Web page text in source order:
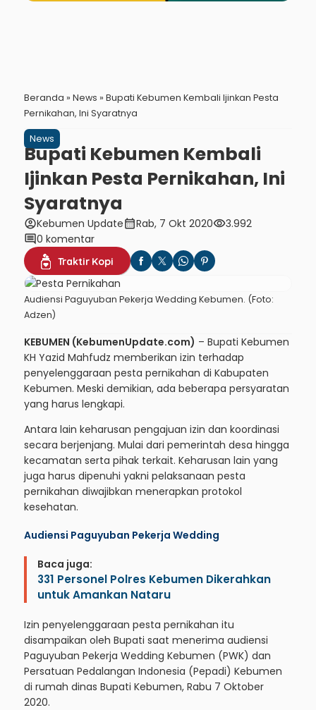
Beranda » News » Bupati Kebumen Kembali Ijinkan Pesta
Pernikahan, Ini Syaratnya
News
Bupati Kebumen Kembali
Ijinkan Pesta Pernikahan, Ini
Syaratnya
account_circleKebumen Updatecalendar_monthRab, 7 Okt 2020visibility3.992
comment0 komentar
Traktir Kopi
Audiensi Paguyuban Pekerja Wedding Kebumen. (Foto:
Adzen)
KEBUMEN (KebumenUpdate.com) – Bupati Kebumen
KH Yazid Mahfudz memberikan izin terhadap
penyelenggaraan pesta pernikahan di Kabupaten
Kebumen. Meski demikian, ada beberapa persyaratan
yang harus lengkapi.
Antara lain keharusan pengajuan izin dan koordinasi
secara berjenjang. Mulai dari pemerintah desa hingga
kecamatan serta pihak terkait. Keharusan lain yang
juga harus dipenuhi yakni pelaksanaan pesta
pernikahan diwajibkan menerapkan protokol
kesehatan.
Audiensi Paguyuban Pekerja Wedding
Baca juga:
331 Personel Polres Kebumen Dikerahkan
untuk Amankan Nataru
Izin penyelenggaraan pesta pernikahan itu
disampaikan oleh Bupati saat menerima audiensi
Paguyuban Pekerja Wedding Kebumen (PWK) dan
Persatuan Pedalangan Indonesia (Pepadi) Kebumen
di rumah dinas Bupati Kebumen, Rabu 7 Oktober
2020.